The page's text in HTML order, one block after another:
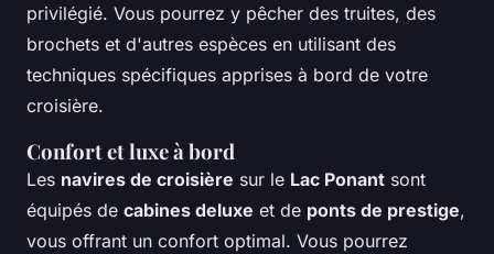
privilégié. Vous pourrez y pêcher des truites, des
brochets et d'autres espèces en utilisant des
techniques spécifiques apprises à bord de votre
croisière.
Confort et luxe à bord
Les navires de croisière sur le Lac Ponant sont
équipés de cabines deluxe et de ponts de prestige,
vous offrant un confort optimal. Vous pourrez